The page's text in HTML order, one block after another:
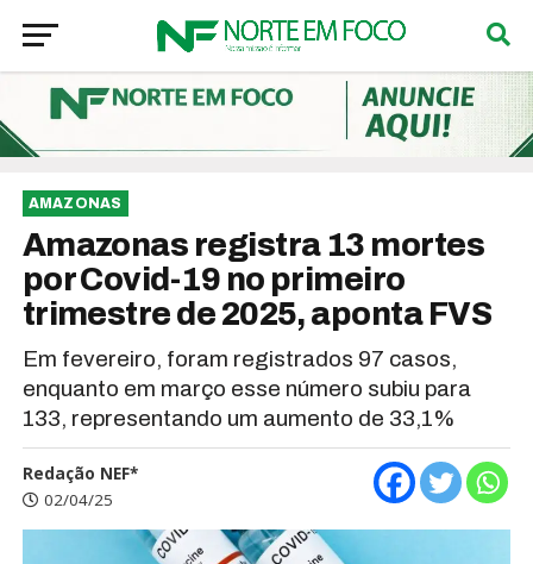
AMAZONAS
Amazonas registra 13 mortes
por Covid-19 no primeiro
trimestre de 2025, aponta FVS
Em fevereiro, foram registrados 97 casos,
enquanto em março esse número subiu para
133, representando um aumento de 33,1%
Redação NEF*
02/04/25